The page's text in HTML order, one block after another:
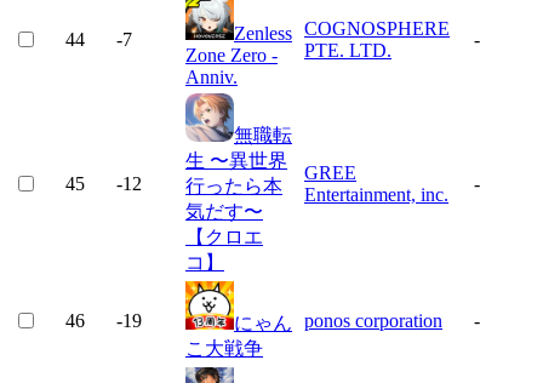
44 -7
Zenless
Zone Zero -
Anniv.
COGNOSPHERE
PTE. LTD.
-
45 -12
無職転
生 〜異世界
行ったら本
気だす〜
【クロエ
コ】
GREE
Entertainment, inc.
-
46 -19
にゃん
こ大戦争
ponos corporation -